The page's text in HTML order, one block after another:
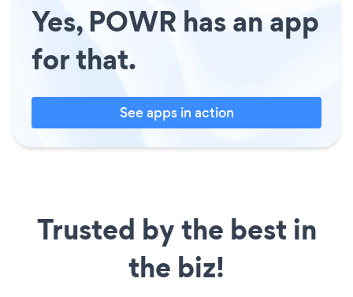
Yes, POWR has an app
for that.
See apps in action
Trusted by the best in
the biz!